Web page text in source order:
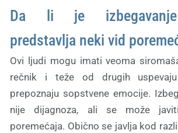
Da li je izbegavanje
predstavlja neki vid
Ovi ljudi mogu imati veoma
rečnik i teže od drugih
prepoznaju sopstvene emocije.
nije dijagnoza, ali se može
poremećaja. Obično se javlja kod